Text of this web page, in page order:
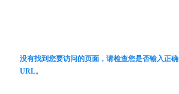
没有找到您要访问的页面，请检查您是否输入正确
URL。